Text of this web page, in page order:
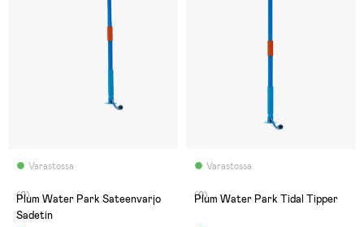
Varastossa
(0)
Plum Water Park Sateenvarjo
Sadetin
Varastossa
(0)
Plum Water Park Tidal Tipper